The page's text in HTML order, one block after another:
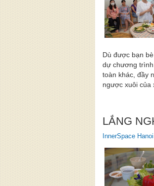
Dù được bạn
dự chương
toàn khác, đầy
ngược xuôi của
LẮNG
InnerSpace Hanoi